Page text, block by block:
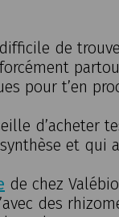
de
pour t’en
d’acheter
et qui
de chez Valébio
des